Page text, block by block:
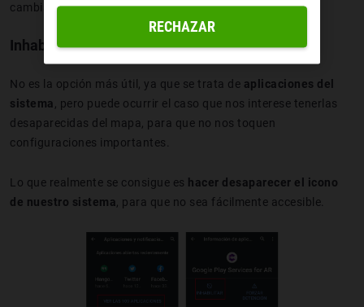
cambiar el usuario cuando prestes el teléfono.
Inhabilitar aplicaciones del sistema
No es la opción más útil, ya que se trata de aplicaciones del
sistema , pero puede ocurrir el caso que nos interese tenerlas
desaparecidas del mapa, para que no nos toquen
configuraciones importantes.
Lo que realmente se consigue es hacer desaparecer el icono
de nuestro sistema , para que no sea fácilmente accesible.
RECHAZAR